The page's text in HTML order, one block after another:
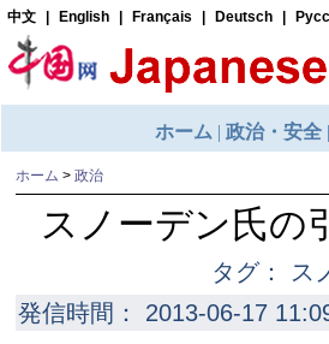
ホーム > 政治
スノーデン氏
タグ： ス
発信時間： 2013-06-17